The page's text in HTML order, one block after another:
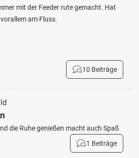
mit der Feeder rute gemacht. Hat
am Fluss.
10 Beiträge
die Ruhe genießen macht auch Spaß
1 Beiträge